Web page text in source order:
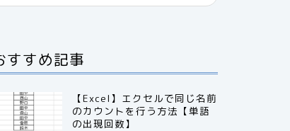
すすめ記事
【Excel】エクセルで同じ名前
のカウントを行う方法【単語
の出現回数】